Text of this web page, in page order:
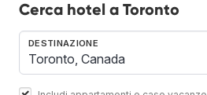
Cerca hotel a Toronto
DESTINAZIONE